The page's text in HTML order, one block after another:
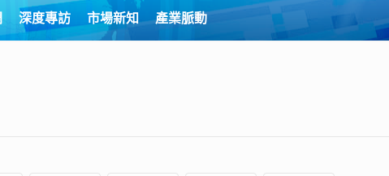
深度專訪 市場新知 產業脈動